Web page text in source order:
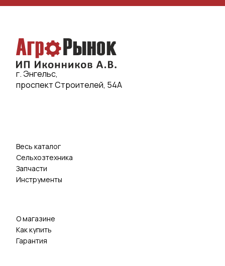
г. Энгельс,
проспект Строителей, 54А
Весь каталог
Сельхозтехника
Запчасти
Инструменты
О магазине
Как купить
Гарантия